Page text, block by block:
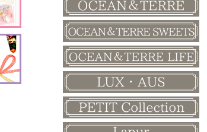
バレンタイン
ホワイトデー
母の日
父の日
敬老の日